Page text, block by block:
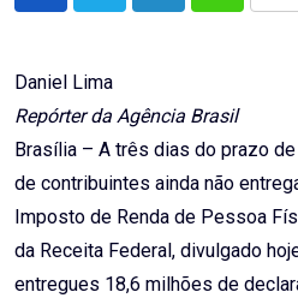
Daniel Lima
Repórter da Agência Brasil
Brasília – A três dias do prazo
de contribuintes ainda não
Imposto de Renda de Pessoa
da Receita Federal, divulgado
entregues 18,6 milhões de